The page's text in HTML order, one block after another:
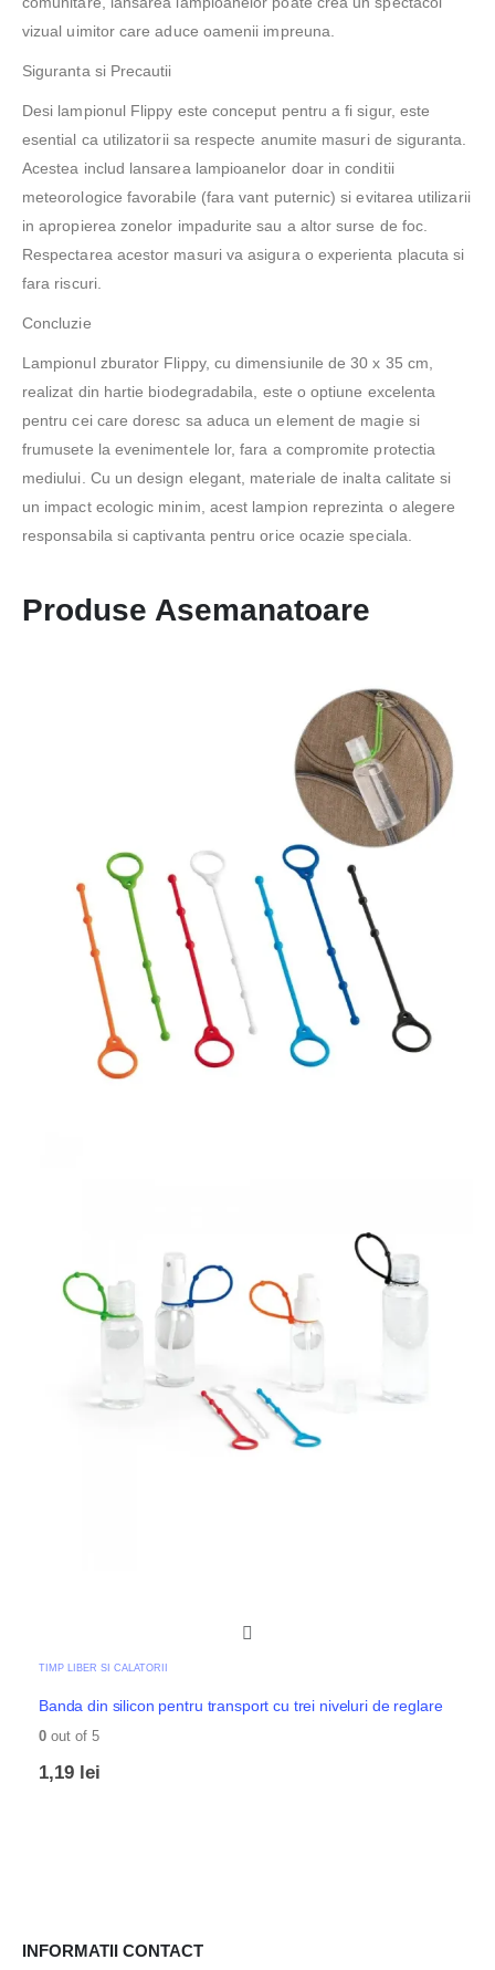
vizual uimitor care aduce oamenii impreuna.
Siguranta si Precautii
Desi lampionul Flippy este conceput pentru a fi sigur, este
esential ca utilizatorii sa respecte anumite masuri de siguranta.
Acestea includ lansarea lampioanelor doar in conditii
meteorologice favorabile (fara vant puternic) si evitarea utilizarii
in apropierea zonelor impadurite sau a altor surse de foc.
Respectarea acestor masuri va asigura o experienta placuta si
fara riscuri.
Concluzie
Lampionul zburator Flippy, cu dimensiunile de 30 x 35 cm,
realizat din hartie biodegradabila, este o optiune excelenta
pentru cei care doresc sa aduca un element de magie si
frumusete la evenimentele lor, fara a compromite protectia
mediului. Cu un design elegant, materiale de inalta calitate si
un impact ecologic minim, acest lampion reprezinta o alegere
responsabila si captivanta pentru orice ocazie speciala.
Produse Asemanatoare
TIMP LIBER SI CALATORII
Banda din silicon pentru transport cu trei niveluri de reglare
0 out of 5
1,19 lei
INFORMATII CONTACT